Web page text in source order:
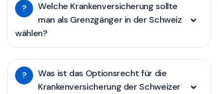
?
Welche Krankenversicherung sollte
man als Grenzgänger in der Schweiz
wählen?
?
Was ist das Optionsrecht für die
Krankenversicherung der Schweizer